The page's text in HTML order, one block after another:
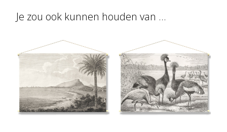
Je zou ook kunnen houden van …